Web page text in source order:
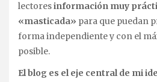
lectoresinformación muy
«masticada» para que puedan
forma independiente y con el
posible.
El blog es el eje central de mi